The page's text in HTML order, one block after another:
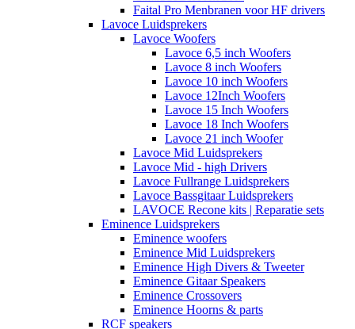
Faital Pro Menbranen voor HF drivers
Lavoce Luidsprekers
Lavoce Woofers
Lavoce 6,5 inch Woofers
Lavoce 8 inch Woofers
Lavoce 10 inch Woofers
Lavoce 12Inch Woofers
Lavoce 15 Inch Woofers
Lavoce 18 Inch Woofers
Lavoce 21 inch Woofer
Lavoce Mid Luidsprekers
Lavoce Mid - high Drivers
Lavoce Fullrange Luidsprekers
Lavoce Bassgitaar Luidsprekers
LAVOCE Recone kits | Reparatie sets
Eminence Luidsprekers
Eminence woofers
Eminence Mid Luidsprekers
Eminence High Divers & Tweeter
Eminence Gitaar Speakers
Eminence Crossovers
Eminence Hoorns & parts
RCF speakers